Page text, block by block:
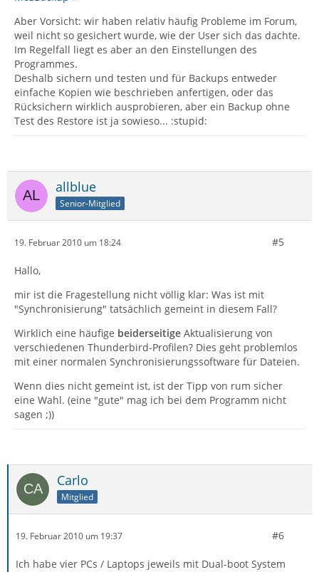
Aber Vorsicht: wir haben relativ häufig Probleme im Forum,
weil nicht so gesichert wurde, wie der User sich das dachte.
Im Regelfall liegt es aber an den Einstellungen des
Programmes.
Deshalb sichern und testen und für Backups entweder
einfache Kopien wie beschrieben anfertigen, oder das
Rücksichern wirklich ausprobieren, aber ein Backup ohne
Test des Restore ist ja sowieso... :stupid:
allblue
Senior-Mitglied
19. Februar 2010 um 18:24 #5
Hallo,
mir ist die Fragestellung nicht völlig klar: Was ist mit
"Synchronisierung" tatsächlich gemeint in diesem Fall?
Wirklich eine häufige beiderseitige Aktualisierung von
verschiedenen Thunderbird-Profilen? Dies geht problemlos
mit einer normalen Synchronisierungssoftware für Dateien.
Wenn dies nicht gemeint ist, ist der Tipp von rum sicher
eine Wahl. (eine "gute" mag ich bei dem Programm nicht
sagen ;))
Carlo
Mitglied
19. Februar 2010 um 19:37 #6
Ich habe vier PCs / Laptops jeweils mit Dual-boot System